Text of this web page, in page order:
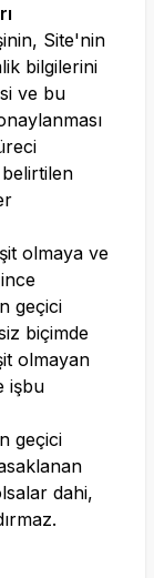
Site'nin
bilgilerini
ve bu
olmaya ve
geçici
biçimde
olmayan
işbu
geçici
dahi,